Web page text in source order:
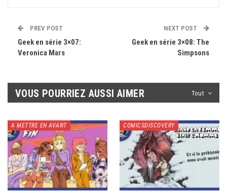
PREV POST
Geek en série 3×07:
Veronica Mars
NEXT POST
Geek en série 3×08: The
Simpsons
Tout
VOUS POURRIEZ AUSSI AIMER
A METTRE EN AVANT COMICSDISCOVERY